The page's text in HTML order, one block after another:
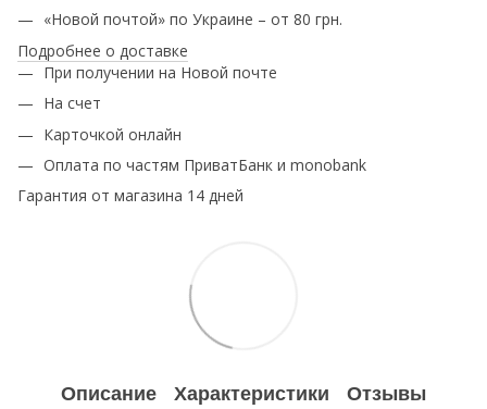
«Новой почтой» по Украине – от 80 грн.
Подробнее о доставке
При получении на Новой почте
На счет
Карточкой онлайн
Оплата по частям ПриватБанк и monobank
Гарантия от магазина 14 дней
Описание Характеристики Отзывы